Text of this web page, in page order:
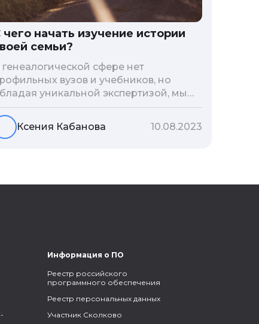
чего начать изучение истории
семьи?
генеалогической сфере нет
вузов и учебников, но
уникальной экспертизой, мы
авторскую методологию
архивно-генеалогических
ее мы закладываем и
Ксения Кабанова 10.08.2023
Информация о ПО
Реестр российского
программного обеспечения
Реестр персональных данных
Участник Сколково